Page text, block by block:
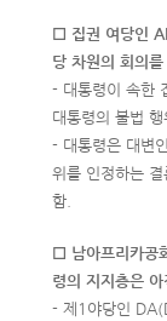
☐ 집권 여당인
당 차원의 회의
- 대통령이 속한
대통령의 불법
- 대통령은 대변
위를 인정하는
함.
☐ 남아프리카공
령의 지지층은 아
- 제1야당인